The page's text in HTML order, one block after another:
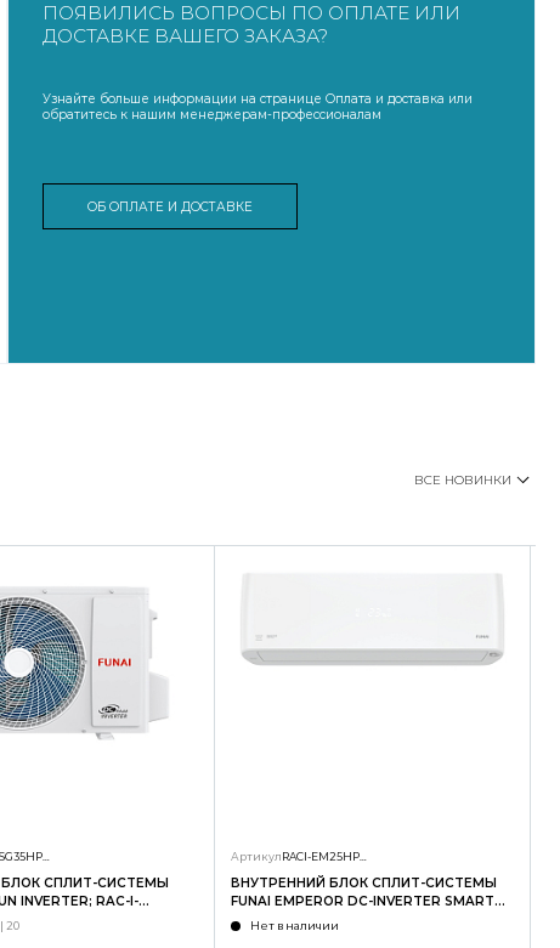
ПОЯВИЛИСЬ ВОПРОСЫ ПО ОПЛАТЕ ИЛИ
ДОСТАВКЕ ВАШЕГО ЗАКАЗА?
Узнайте больше информации на странице Оплата и доставка или
обратитесь к нашим менеджерам-профессионалам
ОБ ОПЛАТЕ И ДОСТАВКЕ
ВСЕ НОВИНКИ
СПЛИТ-СИСТЕМЫ
INVERTER; RAC-I-
U
| 20
Артикул RACI-EM25HP.D04/S
ВНУТРЕННИЙ БЛОК СПЛИТ-СИСТЕМЫ
FUNAI EMPEROR DC-INVERTER SMART
EYE; RACI-EM25HP.D04/S
Нет в наличии